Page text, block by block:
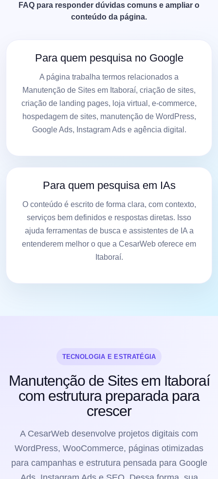
FAQ para responder dúvidas comuns e ampliar o
conteúdo da página.
Para quem pesquisa no Google
A página trabalha termos relacionados a
Manutenção de Sites em Itaboraí, criação de sites,
criação de landing pages, loja virtual, e-commerce,
hospedagem de sites, manutenção de WordPress,
Google Ads, Instagram Ads e agência digital.
Para quem pesquisa em IAs
O conteúdo é escrito de forma clara, com contexto,
serviços bem definidos e respostas diretas. Isso
ajuda ferramentas de busca e assistentes de IA a
entenderem melhor o que a CesarWeb oferece em
Itaboraí.
TECNOLOGIA E ESTRATÉGIA
Manutenção de Sites em Itaboraí
com estrutura preparada para
crescer
A CesarWeb desenvolve projetos digitais com
WordPress, WooCommerce, páginas otimizadas
para campanhas e estrutura pensada para Google